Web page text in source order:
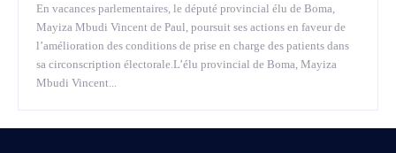
En vacances parlementaires, le député provincial élu de Boma,
Mayiza Mbudi Vincent de Paul, poursuit ses actions en faveur de
l’amélioration des conditions de prise en charge des patients dans
sa circonscription électorale.L’élu provincial de Boma, Mayiza
Mbudi Vincent...